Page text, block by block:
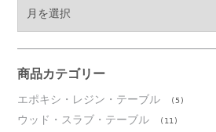
ブ
商品カテゴリー
エポキシ・レジン・テーブル (5)
ウッド・スラブ・テーブル (11)